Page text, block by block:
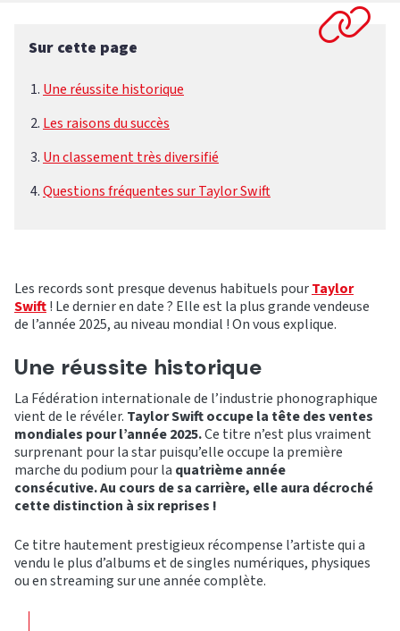
Sur cette page
Une réussite historique
Les raisons du succès
Un classement très diversifié
Questions fréquentes sur Taylor Swift
Les records sont presque devenus habituels pourTaylor
Swift! Le dernier en date ? Elle est la plus grande vendeuse
de l’année 2025, au niveau mondial ! On vous explique.
Une réussite historique
La Fédération internationale de l’industrie phonographique
vient de le révéler. Taylor Swift occupe la tête des ventes
mondiales pour l’année 2025.Ce titre n’est plus vraiment
surprenant pour la star puisqu’elle occupe la première
marche du podium pour la quatrième année
consécutive. Au cours de sa carrière, elle aura décroché
cette distinction à six reprises !
Ce titre hautement prestigieux récompense l’artiste qui a
vendu le plus d’albums et de singles numériques, physiques
ou en streaming sur une année complète.